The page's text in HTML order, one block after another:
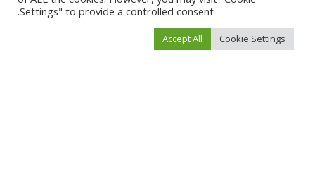
احفظ اسمي، بريدي الإلكتروني، والموقع الإلكتروني في هذا المتصفح لاستخدامها المرة
المقبلة في تعليقي.
Settings" to provide a controlled consent.
Cookie Settings
Accept All